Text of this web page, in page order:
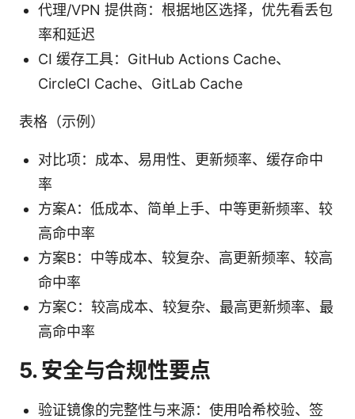
代理/VPN 提供商：根据地区选择，优先看丢包
率和延迟
CI 缓存工具：GitHub Actions Cache、
CircleCI Cache、GitLab Cache
表格（示例）
对比项：成本、易用性、更新频率、缓存命中
率
方案A：低成本、简单上手、中等更新频率、较
高命中率
方案B：中等成本、较复杂、高更新频率、较高
命中率
方案C：较高成本、较复杂、最高更新频率、最
高命中率
5. 安全与合规性要点
验证镜像的完整性与来源：使用哈希校验、签